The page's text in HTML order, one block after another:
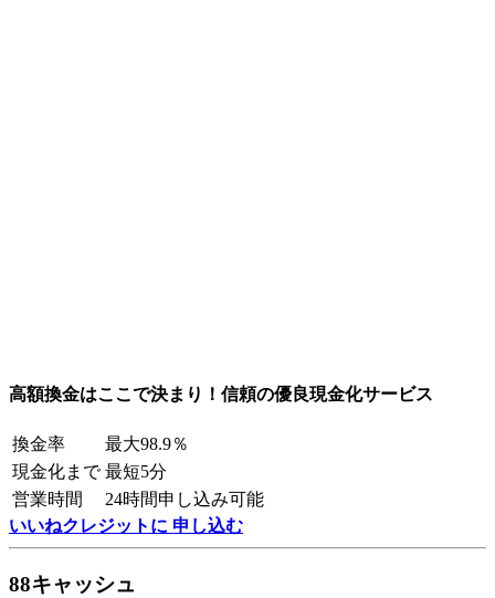
高額換金はここで決まり！信頼の優良現金化サービス
換金率
最大98.9％
現金化まで 最短5分
営業時間
24時間申し込み可能
いいねクレジットに 申し込む
88キャッシュ